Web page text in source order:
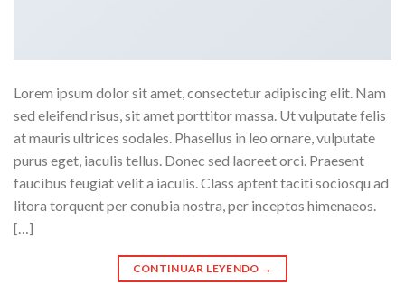
Lorem ipsum dolor sit amet, consectetur adipiscing elit. Nam
sed eleifend risus, sit amet porttitor massa. Ut vulputate felis
at mauris ultrices sodales. Phasellus in leo ornare, vulputate
purus eget, iaculis tellus. Donec sed laoreet orci. Praesent
faucibus feugiat velit a iaculis. Class aptent taciti sociosqu ad
litora torquent per conubia nostra, per inceptos himenaeos.
[…]
CONTINUAR LEYENDO →